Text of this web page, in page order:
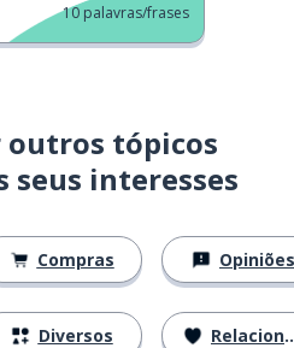
10 palavras/frases
outros tópicos
seus interesses
Compras
Diversos
Opiniões
Relacionamentos